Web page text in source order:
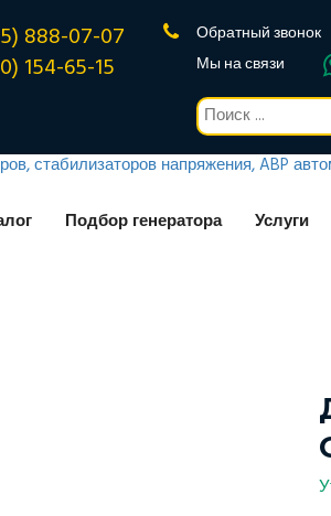
888-07-07
154-65-15
Обратный звонок
Мы на связи
Подбор генератора Услуги